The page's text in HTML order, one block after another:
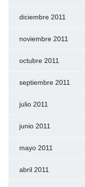
diciembre 2011
noviembre 2011
octubre 2011
septiembre 2011
julio 2011
junio 2011
mayo 2011
abril 2011